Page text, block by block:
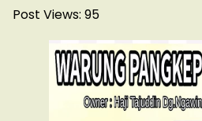
Post Views: 95